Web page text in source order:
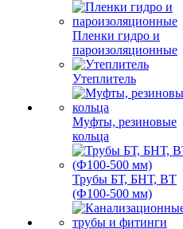
Пленки гидро и
пароизоляционные
Утеплитель
Муфты, резиновые
кольца
Трубы БТ, БНТ, ВТ
(Ф100-500 мм)